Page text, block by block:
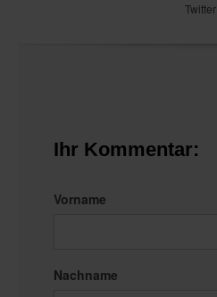
Twitter
Ihr Kommentar:
Vorname
Nachname